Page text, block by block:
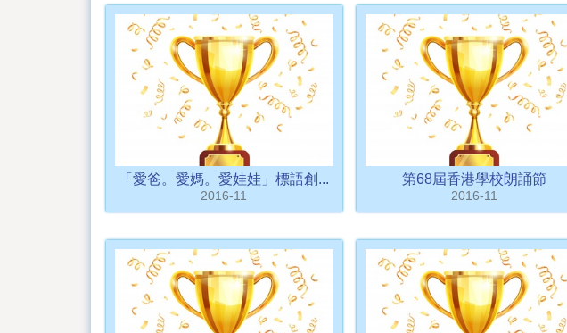
「愛爸。愛媽。愛娃娃」標語創...
2016-11
第68屆香港學校朗誦節
2016-11